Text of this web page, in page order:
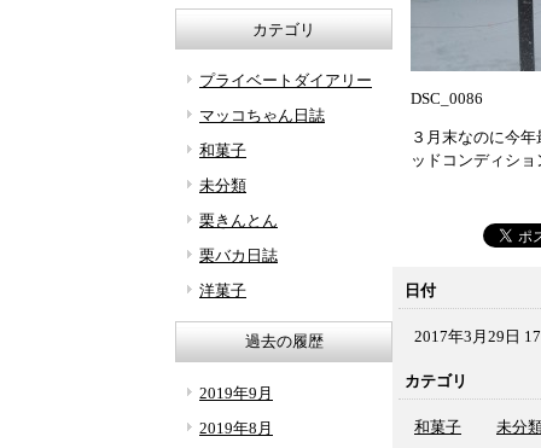
DSC_0086
３月末なのに今
ッドコンディシ
日付
2017年3月29日
カテゴリ
和菓子 未分
カテゴリ
プライベートダイアリー
マッコちゃん日誌
和菓子
未分類
栗きんとん
栗バカ日誌
洋菓子
過去の履歴
2019年9月
2019年8月